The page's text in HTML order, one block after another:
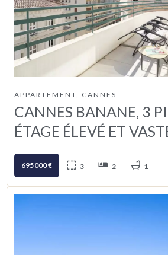
APPARTEMENT, CANNES
CANNES BANANE, 3
ÉTAGE ÉLEVÉ ET
695 000 € 3 2 1